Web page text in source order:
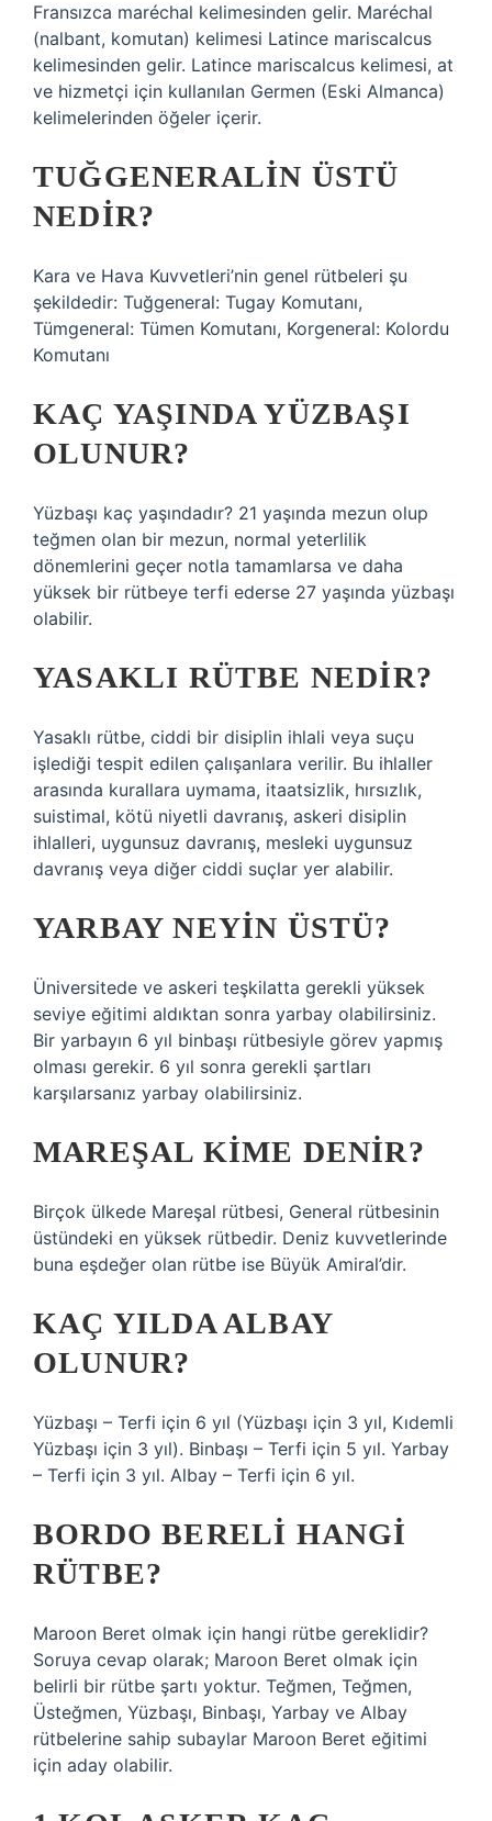
Fransızca maréchal kelimesinden gelir. Maréchal
(nalbant, komutan) kelimesi Latince mariscalcus
kelimesinden gelir. Latince mariscalcus kelimesi, at
ve hizmetçi için kullanılan Germen (Eski Almanca)
kelimelerinden öğeler içerir.
TUĞGENERALIN ÜSTÜ
NEDIR?
Kara ve Hava Kuvvetleri’nin genel rütbeleri şu
şekildedir: Tuğgeneral: Tugay Komutanı,
Tümgeneral: Tümen Komutanı, Korgeneral: Kolordu
Komutanı
KAÇ YAŞINDA YÜZBAŞI
OLUNUR?
Yüzbaşı kaç yaşındadır? 21 yaşında mezun olup
teğmen olan bir mezun, normal yeterlilik
dönemlerini geçer notla tamamlarsa ve daha
yüksek bir rütbeye terfi ederse 27 yaşında yüzbaşı
olabilir.
YASAKLI RÜTBE NEDIR?
Yasaklı rütbe, ciddi bir disiplin ihlali veya suçu
işlediği tespit edilen çalışanlara verilir. Bu ihlaller
arasında kurallara uymama, itaatsizlik, hırsızlık,
suistimal, kötü niyetli davranış, askeri disiplin
ihlalleri, uygunsuz davranış, mesleki uygunsuz
davranış veya diğer ciddi suçlar yer alabilir.
YARBAY NEYIN ÜSTÜ?
Üniversitede ve askeri teşkilatta gerekli yüksek
seviye eğitimi aldıktan sonra yarbay olabilirsiniz.
Bir yarbayın 6 yıl binbaşı rütbesiyle görev yapmış
olması gerekir. 6 yıl sonra gerekli şartları
karşılarsanız yarbay olabilirsiniz.
MAREŞAL KIME DENIR?
Birçok ülkede Mareşal rütbesi, General rütbesinin
üstündeki en yüksek rütbedir. Deniz kuvvetlerinde
buna eşdeğer olan rütbe ise Büyük Amiral’dir.
KAÇ YILDA ALBAY
OLUNUR?
Yüzbaşı – Terfi için 6 yıl (Yüzbaşı için 3 yıl, Kıdemli
Yüzbaşı için 3 yıl). Binbaşı – Terfi için 5 yıl. Yarbay
– Terfi için 3 yıl. Albay – Terfi için 6 yıl.
BORDO BERELI HANGI
RÜTBE?
Maroon Beret olmak için hangi rütbe gereklidir?
Soruya cevap olarak; Maroon Beret olmak için
belirli bir rütbe şartı yoktur. Teğmen, Teğmen,
Üsteğmen, Yüzbaşı, Binbaşı, Yarbay ve Albay
rütbelerine sahip subaylar Maroon Beret eğitimi
için aday olabilir.